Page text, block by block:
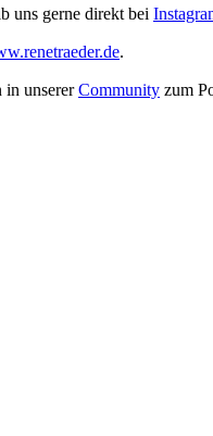
uns gerne direkt bei
.
in unsererCommunity zum